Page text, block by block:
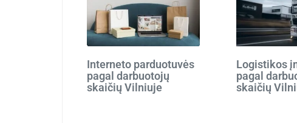
Interneto parduotuvės
pagal darbuotojų
skaičių Vilniuje
Logistikos
pagal
skaičių